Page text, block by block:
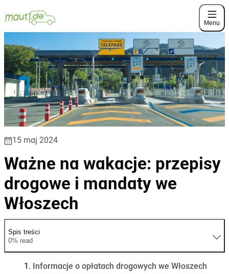
Menu
15 maj 2024
Ważne na wakacje: przepisy
drogowe i mandaty we
Włoszech
Spis treści
0% read
Informacje o opłatach drogowych we Włoszech